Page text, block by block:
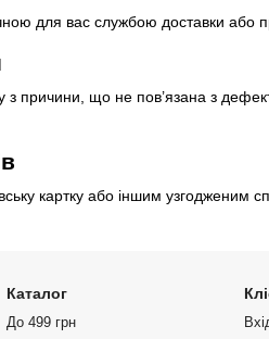
для вас службою доставки або
з причини, що не пов’язана з
картку або іншим узгодженим
Каталог
До 499 грн